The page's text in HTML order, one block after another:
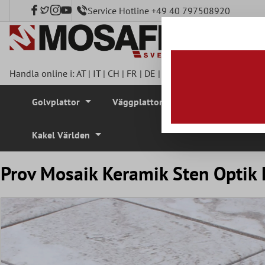
Service Hotline +49 40 797508920
Handla online i:AT| IT| CH | FR | DE |
Golvplattor Väggplattor
Kakel Världen
Prov Mosaik Keramik Sten